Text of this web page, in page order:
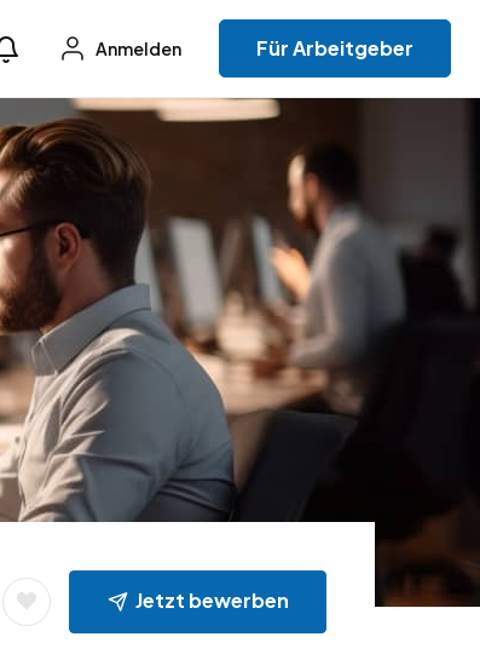
Anmelden Für Arbeitgeber
Jetzt bewerben